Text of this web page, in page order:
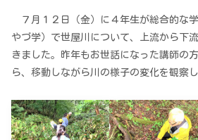
７月１２日（金）に４年生が総合的な
やづ学）で世屋川について、上流から下
きました。昨年もお世話になった講師の
ら、移動しながら川の様子の変化を観察し